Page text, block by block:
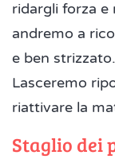
ridargli forza e
andremo a
e ben strizzato.
Lasceremo
riattivare la
Staglio dei